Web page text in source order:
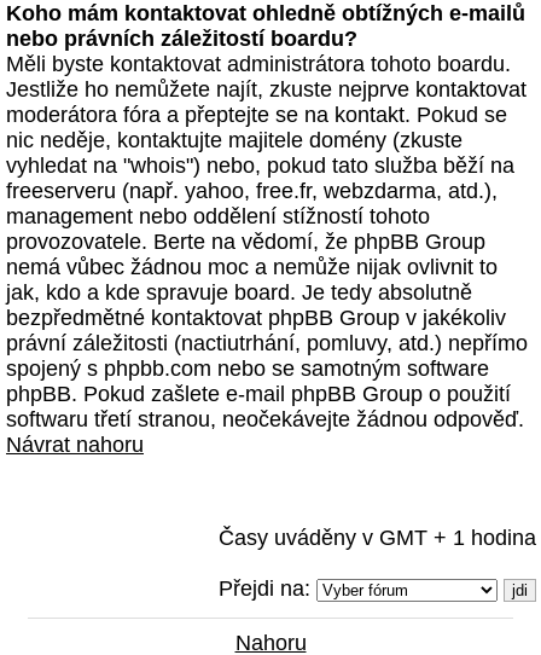
Koho mám kontaktovat ohledně obtížných e-mailů
nebo právních záležitostí boardu?
Měli byste kontaktovat administrátora tohoto boardu.
Jestliže ho nemůžete najít, zkuste nejprve kontaktovat
moderátora fóra a přeptejte se na kontakt. Pokud se
nic neděje, kontaktujte majitele domény (zkuste
vyhledat na "whois") nebo, pokud tato služba běží na
freeserveru (např. yahoo, free.fr, webzdarma, atd.),
management nebo oddělení stížností tohoto
provozovatele. Berte na vědomí, že phpBB Group
nemá vůbec žádnou moc a nemůže nijak ovlivnit to
jak, kdo a kde spravuje board. Je tedy absolutně
bezpředmětné kontaktovat phpBB Group v jakékoliv
právní záležitosti (nactiutrhání, pomluvy, atd.) nepřímo
spojený s phpbb.com nebo se samotným software
phpBB. Pokud zašlete e-mail phpBB Group o použití
softwaru třetí stranou, neočekávejte žádnou odpověď.
Návrat nahoru
Časy uváděny v GMT + 1 hodina
Přejdi na:
Nahoru